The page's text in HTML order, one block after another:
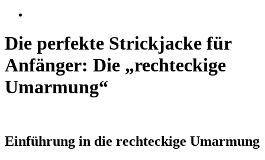
Die perfekte Strickjacke für
Anfänger: Die „rechteckige
Umarmung“
Einführung in die rechteckige Umarmung